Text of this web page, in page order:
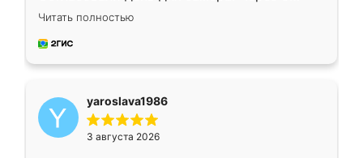
недели кухня была уже готова. Остались
довольны работой. Спасибо Ренессанс
мебель за качественную работу!
Читать полностью
yaroslava1986
3 августа 2026